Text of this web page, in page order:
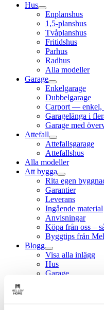
Hus
Enplanshus
1,5-planshus
Tvåplanshus
Fritidshus
Parhus
Radhus
Alla modeller
Garage
Enkelgarage
Dubbelgarage
Carport — enkel,
Garagelänga i
Garage med
Attefall
Attefallsgarage
Attefallshus
Alla modeller
Att bygga
Rita egen
Garantier
Leverans
Ingående material
Anvisningar
Köpa från oss –
Byggtips från
Blogg
Visa alla inlägg
Hus
Garage